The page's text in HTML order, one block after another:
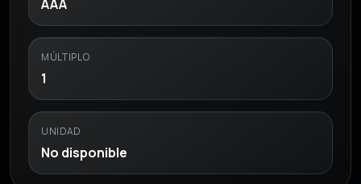
AAA
MÚLTIPLO
1
UNIDAD
No disponible